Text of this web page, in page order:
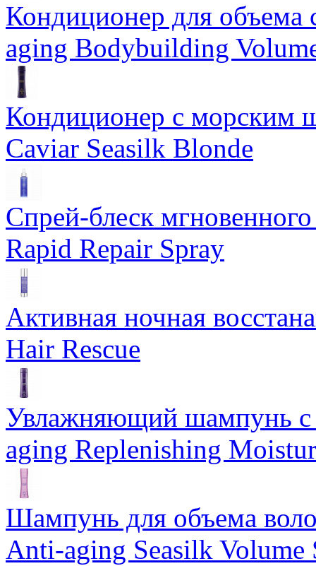
Кондиционер для
aging Bodybuilding
Кондиционер с морским
Caviar Seasilk Blonde
Спрей-блеск
Rapid Repair Spray
Активная ночная
Hair Rescue
Увлажняющий шампунь
aging Replenishing
Шампунь для объема
Anti-aging Seasilk Volume